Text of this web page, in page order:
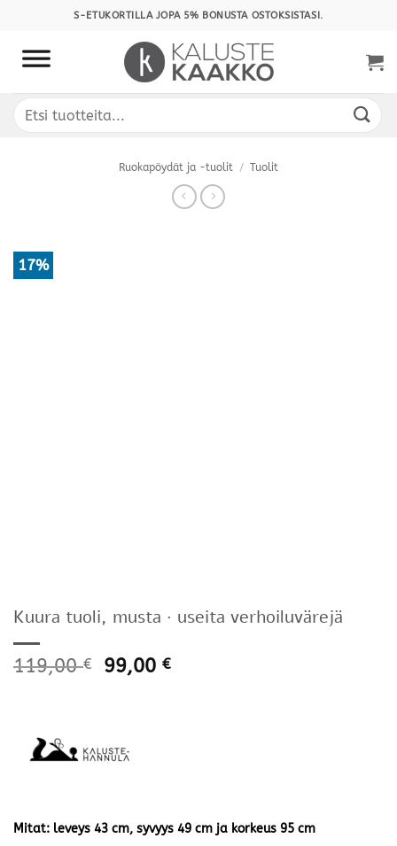
content
S-ETUKORTILLA JOPA 5% BONUSTA OSTOKSISTASI.
Etsi:
Ruokapöydät ja -tuolit / Tuolit
17%
Kuura tuoli, musta · useita verhoiluvärejä
119,00€ 99,00€
Mitat: leveys 43 cm, syvyys 49 cm ja korkeus 95 cm